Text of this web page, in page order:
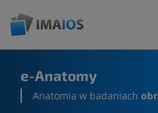
e-Anatomy
Anatomia w badaniach